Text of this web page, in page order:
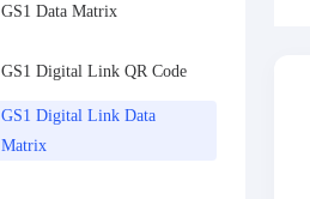
GS1 Data Matrix
GS1 Digital Link QR Code
GS1 Digital Link Data
Matrix